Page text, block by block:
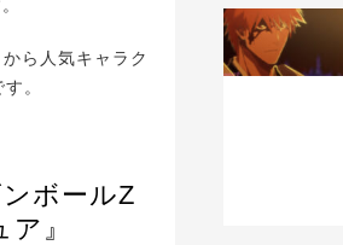
ら人気キャラク
。
ボールZ
』